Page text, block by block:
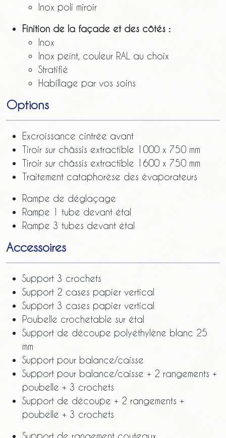
Inox poli miroir
Finition de la façade et des côtés :
Inox
Inox peint, couleur RAL au choix
Stratifié
Habillage par vos soins
Options
Excroissance cintrée avant
Tiroir sur châssis extractible 1000 x 750 mm
Tiroir sur châssis extractible 1600 x 750 mm
Traitement cataphorèse des évaporateurs
Rampe de déglaçage
Rampe 1 tube devant étal
Rampe 3 tubes devant étal
Accessoires
Support 3 crochets
Support 2 cases papier vertical
Support 3 cases papier vertical
Poubelle crochetable sur étal
Support de découpe polyéthylène blanc 25
mm
Support pour balance/caisse
Support pour balance/caisse + 2 rangements +
poubelle + 3 crochets
Support de découpe + 2 rangements +
poubelle + 3 crochets
Support de rangement couteaux